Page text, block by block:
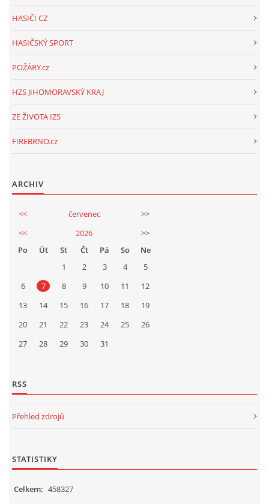
HASIČI CZ
HASIČSKÝ SPORT
POŽÁRY.cz
HZS JIHOMORAVSKÝ KRAJ
ZE ŽIVOTA IZS
FIREBRNO.cz
ARCHIV
<< červenec
>>
<<
2026
>>
Po
Út St Čt Pá So
Ne
1
2 3 4
5
6
7 8 9 10 11
12
13
14 15 16 17 18
19
20
21 22 23 24 25
26
27
28 29 30 31
RSS
Přehled zdrojů
STATISTIKY
Celkem: 458327